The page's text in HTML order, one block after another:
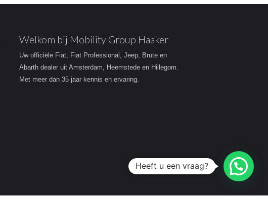
Welkom bij Mobility Group Haaker
Uw officiële Fiat, Fiat Professional, Jeep, Brute en
Abarth dealer uit Amsterdam, Heemstede en Hillegom.
Met meer dan 35 jaar kennis en ervaring.
Heeft u een vraag?